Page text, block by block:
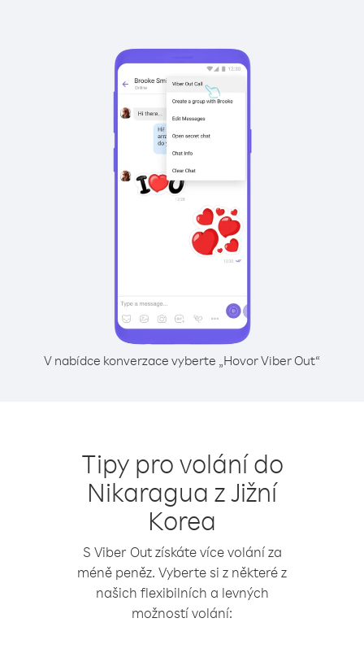
V nabídce konverzace vyberte „Hovor Viber Out“
Tipy pro volání do
Nikaragua z Jižní
Korea
S Viber Out získáte více volání za
méně peněz. Vyberte si z některé z
našich flexibilních a levných
možností volání: